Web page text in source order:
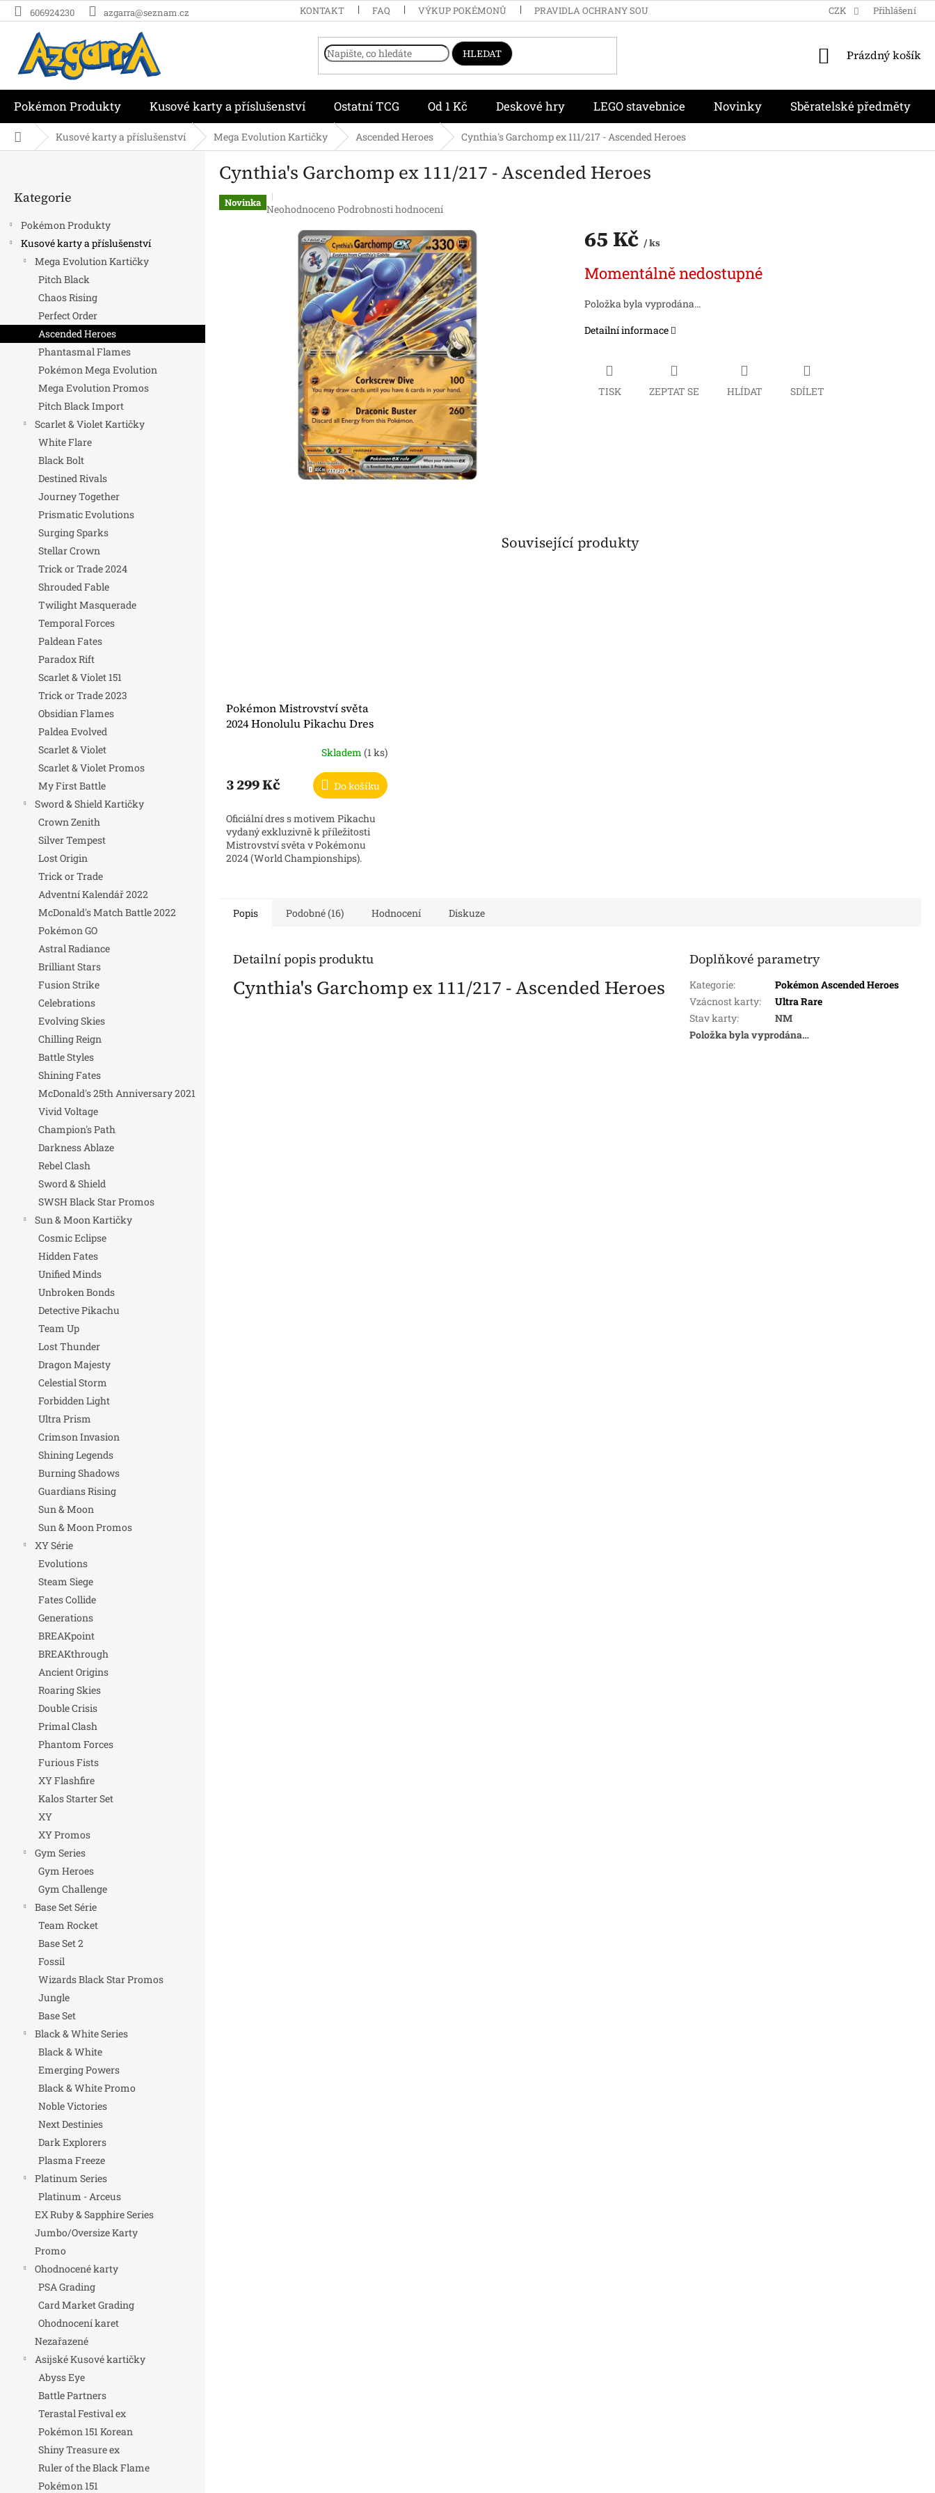
Přejít
na
606924230 azgarra@seznam.cz KONTAKT FAQ VÝKUP POKÉMONŮ PRAVIDLA OCHRANY SOUKROMÍ MOJE OBJEDNÁVKA
CZK Přihlášení
HLEDAT
NÁKUPNÍ
Prázdný košík
Pokémon Produkty Kusové karty a příslušenství Ostatní TCG Od 1 Kč Deskové hry LEGO stavebnice Novinky Sběratelské předměty
Domů Kusové karty a příslušenství Mega Evolution Kartičky Ascended Heroes Cynthia's Garchomp ex 111/217 - Ascended Heroes
n
e
kategorie
Kategorie
Pokémon Produkty
Kusové karty a příslušenství
Mega Evolution Kartičky
Pitch Black
Chaos Rising
Perfect Order
Ascended Heroes
Phantasmal Flames
Pokémon Mega Evolution
Mega Evolution Promos
Pitch Black Import
Scarlet & Violet Kartičky
White Flare
Black Bolt
Destined Rivals
Journey Together
Prismatic Evolutions
Surging Sparks
Stellar Crown
Trick or Trade 2024
Shrouded Fable
Twilight Masquerade
Temporal Forces
Paldean Fates
Paradox Rift
Scarlet & Violet 151
Trick or Trade 2023
Obsidian Flames
Paldea Evolved
Scarlet & Violet
Scarlet & Violet Promos
My First Battle
Sword & Shield Kartičky
Crown Zenith
Silver Tempest
Lost Origin
Trick or Trade
Adventní Kalendář 2022
McDonald's Match Battle 2022
Pokémon GO
Astral Radiance
Brilliant Stars
Fusion Strike
Celebrations
Evolving Skies
Chilling Reign
Battle Styles
Shining Fates
McDonald's 25th Anniversary 2021
Vivid Voltage
Champion's Path
Darkness Ablaze
Rebel Clash
Sword & Shield
SWSH Black Star Promos
Sun & Moon Kartičky
Cosmic Eclipse
Hidden Fates
Unified Minds
Unbroken Bonds
Detective Pikachu
Team Up
Lost Thunder
Dragon Majesty
Celestial Storm
Forbidden Light
Ultra Prism
Crimson Invasion
Shining Legends
Burning Shadows
Guardians Rising
Sun & Moon
Sun & Moon Promos
XY Série
Evolutions
Steam Siege
Fates Collide
Generations
BREAKpoint
BREAKthrough
Ancient Origins
Roaring Skies
Double Crisis
Primal Clash
Phantom Forces
Furious Fists
XY Flashfire
Kalos Starter Set
XY
XY Promos
Gym Series
Gym Heroes
Gym Challenge
Base Set Série
Team Rocket
Base Set 2
Fossil
Wizards Black Star Promos
Jungle
Base Set
Black & White Series
Black & White
Emerging Powers
Black & White Promo
Noble Victories
Next Destinies
Dark Explorers
Plasma Freeze
Platinum Series
Platinum - Arceus
EX Ruby & Sapphire Series
Jumbo/Oversize Karty
Promo
Ohodnocené karty
PSA Grading
Card Market Grading
Ohodnocení karet
Nezařazené
Asijské Kusové kartičky
Abyss Eye
Battle Partners
Terastal Festival ex
Pokémon 151 Korean
Shiny Treasure ex
Ruler of the Black Flame
Pokémon 151
Cynthia's Garchomp ex 111/217 - Ascended Heroes
Novinka Průměrné
produktu
hvězdiček.
Neohodnoceno Podrobnosti hodnocení
65 Kč / ks
cena:
Momentálně nedostupné
Položka byla vyprodána…
Detailní informace
TISK ZEPTAT SE HLÍDAT SDÍLET
Související produkty
Pokémon Mistrovství světa
2024 Honolulu Pikachu Dres
Skladem(1 ks)
3 299 Kč Do košíku
Oficiální dres s motivem Pikachu
vydaný exkluzivně k příležitosti
Mistrovství světa v Pokémonu
2024 (World Championships).
Popis Podobné (16) Hodnocení Diskuze
Detailní popis produktu
Cynthia's Garchomp ex 111/217 - Ascended Heroes
Doplňkové parametry
Kategorie:
Pokémon Ascended Heroes
Vzácnost karty:
Ultra Rare
Stav karty:
NM
Položka byla vyprodána…